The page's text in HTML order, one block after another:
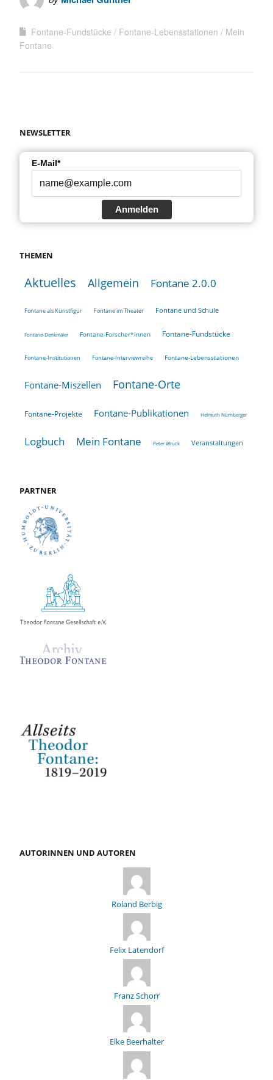
Fontane-Fundstücke Fontane-Lebensstationen
Mein
Fontane
NEWSLETTER
E-Mail*
Anmelden
THEMEN
Aktuelles Allgemein Fontane 2.0.0
Fontane als Kunstfigur Fontane im Theater Fontane und Schule
Fontane-Denkmäler Fontane-Forscher*innen Fontane-Fundstücke
Fontane-Institutionen Fontane-Interviewreihe Fontane-Lebensstationen
Fontane-Miszellen Fontane-Orte
Fontane-Projekte Fontane-Publikationen Helmuth Nürnberger
Logbuch Mein Fontane Peter Wruck Veranstaltungen
PARTNER
AUTORINNEN UND AUTOREN
Roland Berbig
Felix Latendorf
Franz Schorr
Elke Beerhalter